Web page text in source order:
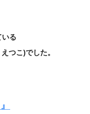
いる
つこ)でした。